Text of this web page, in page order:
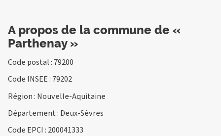
A propos de la commune de «
Parthenay »
Code postal : 79200
Code INSEE : 79202
Région : Nouvelle-Aquitaine
Département : Deux-Sèvres
Code EPCI : 200041333